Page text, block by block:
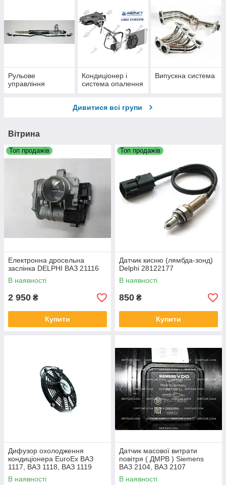
Рульове
управління
Кондиціонер і
система опалення
Випускна система
Дивитися всі групи
Вітрина
Топ продажів
Електронна дросельна
заслінка DELPHI ВАЗ 21116
В наявності
2 950 ₴
Купити
Топ продажів
Датчик кисню (лямбда-зонд)
Delphi 28122177
В наявності
850 ₴
Купити
Дифузор охолодження
кондиціонера EuroEx ВАЗ
1117, ВАЗ 1118, ВАЗ 1119
Калина
В наявності
Датчик масової витрати
повітря ( ДМРВ ) Siemens
ВАЗ 2104, ВАЗ 2107
В наявності